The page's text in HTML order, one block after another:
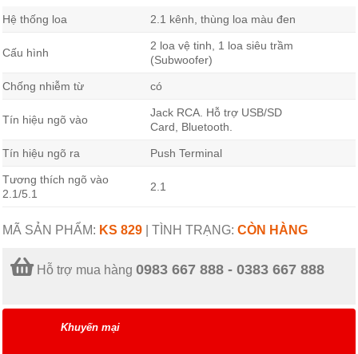
Hệ thống loa 2.1 kênh, thùng loa màu đen
Cấu hình
2 loa vệ tinh, 1 loa siêu trầm
(Subwoofer)
Chống nhiễm từ có
Tín hiệu ngõ vào
Jack RCA. Hỗ trợ USB/SD
Card, Bluetooth.
Tín hiệu ngõ ra Push Terminal
Tương thích ngõ vào
2.1/5.1
2.1
MÃ SẢN PHẨM: KS 829 TÌNH TRẠNG: CÒN HÀNG
Hỗ trợ mua hàng 0983 667 888 - 0383 667 888
Khuyến mại